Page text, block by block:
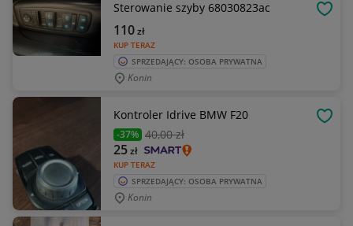
Sterowanie szyby 68030823ac
KUP TERAZ
110zł
SPRZEDAJĄCY: OSOBA PRYWATNA
Konin
Kontroler Idrive BMW F20
-37% 40,00 zł
KUP TERAZ
25zł
SPRZEDAJĄCY: OSOBA PRYWATNA
Konin